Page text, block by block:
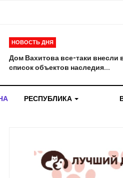
НОВОСТЬ ДНЯ
Дом Вахитова все-таки внесли
список объектов наследия...
РЕСПУБЛИКА